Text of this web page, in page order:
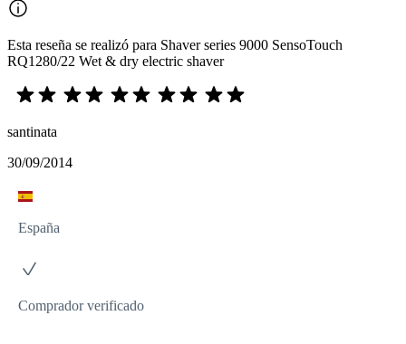
Esta reseña se realizó para Shaver series 9000 SensoTouch
RQ1280/22 Wet & dry electric shaver
santinata
30/09/2014
España
Comprador verificado